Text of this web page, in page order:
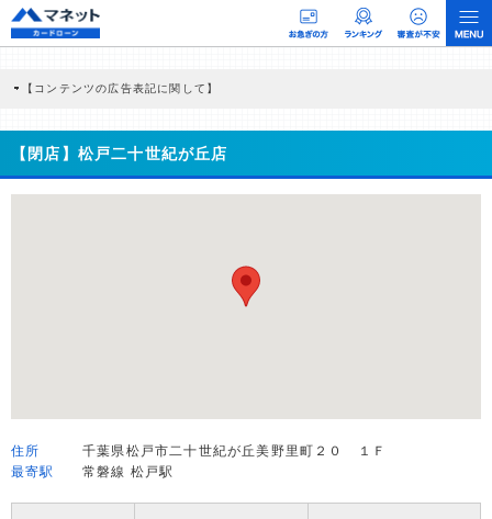
【コンテンツの広告表記に関して】
商品を根拠なくPRするものではなく、当編集部の調査／ユーザーへの口コミ収集な
どに基づき、公平性を担保した情報提供を行っています。
>提携企業一覧
【閉店】松戸二十世紀が丘店
住所
千葉県松戸市二十世紀が丘美野里町２０ １Ｆ
最寄駅
常磐線 松戸駅